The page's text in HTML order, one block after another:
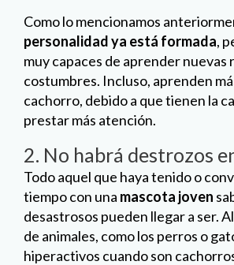
Como lo mencionamos
personalidad ya está formada,
muy capaces de aprender nuevas
costumbres. Incluso, aprenden
cachorro, debido a que tienen la
prestar más atención.
2. No habrá destrozos
Todo aquel que haya tenido o
tiempo con una mascota joven
desastrosos pueden llegar a ser.
de animales, como los perros o
hiperactivos cuando son